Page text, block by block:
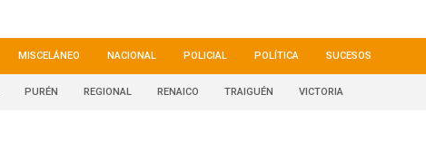
MISCELÁNEO NACIONAL POLICIAL POLÍTICA SUCESOS
PURÉN REGIONAL RENAICO TRAIGUÉN VICTORIA